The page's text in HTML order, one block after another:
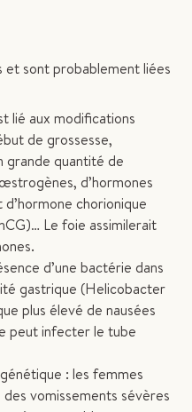
et sont probablement liées
lié aux modifications
de grossesse,
grande quantité de
d’hormones
chorionique
Le foie assimilerait
d’une bactérie dans
gastrique (Helicobacter
plus élevé de nausées
peut infecter le tube
: les femmes
vomissements sévères